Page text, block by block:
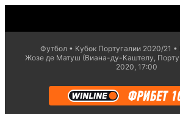
Футбол Кубок Португалии 2020/21
Жозе де Матуш (Виана-ду-Каштелу,
2020, 17:00